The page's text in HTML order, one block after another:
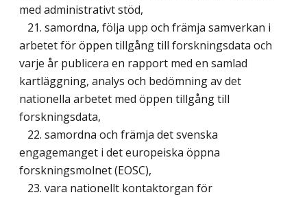
med administrativt stöd,
21. samordna, följa upp och främja samverkan i
arbetet för öppen tillgång till forskningsdata och
varje år publicera en rapport med en samlad
kartläggning, analys och bedömning av det
nationella arbetet med öppen tillgång till
forskningsdata,
22. samordna och främja det svenska
engagemanget i det europeiska öppna
forskningsmolnet (EOSC),
23. vara nationellt kontaktorgan för